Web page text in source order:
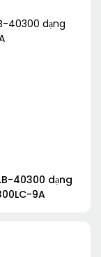
40300 dạng
9A